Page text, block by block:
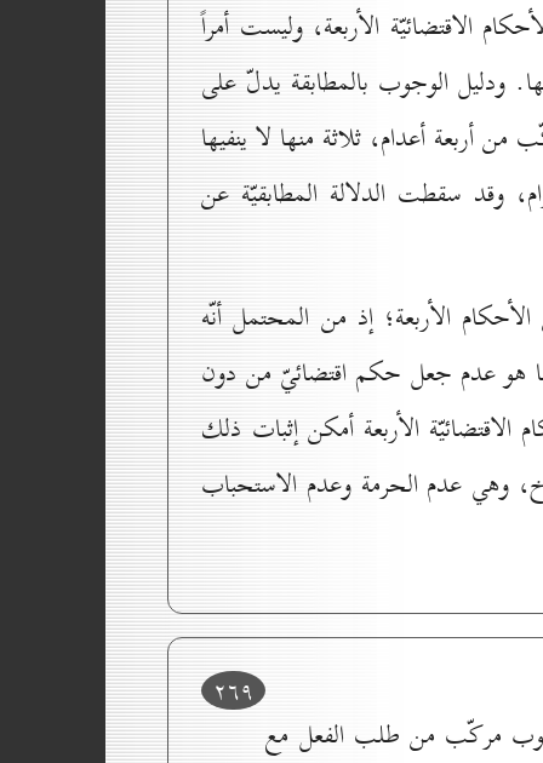
الاقتضائيّة الأربعة، وليست أمراً
ودليل الوجوب بالمطابقة يدلّ على
أربعة أعدام، ثلاثة منها لا ينفيها
وقد سقطت الدلالة المطابقيّة عن
الأربعة؛ إذ من المحتمل أنّه
هو عدم جعل حكم اقتضائيّ من دون
الأربعة أمكن إثبات ذلك
وهي عدم الحرمة وعدم الاستحباب
۲٦۹
مركّب من طلب الفعل مع